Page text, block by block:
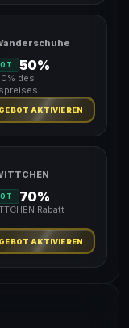
50%
des
AKTIVIEREN
70%
Rabatt
AKTIVIEREN